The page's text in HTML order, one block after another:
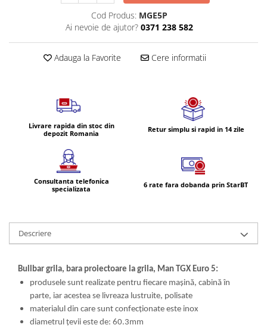
Scania R S G P Next Generation
Scania RPG
Volvo FH 2 Euro 4
Volvo FH 3 Euro 5
Volvo FH 4 Euro 6
Volvo Model FM
Lumini, Becuri, Proiectoare
Accesorii iluminare LED camioane
Becuri auto
Becuri Halogen Auto
Becuri Xenon Auto
Seturi de Becuri Auto
Faruri Camioane, Utilaje &
Tractoare
Cod Produs: MGE5P
Ai nevoie de ajutor? 0371 238 582
Adauga la Favorite Cere informatii
Livrare rapida din stoc din
depozit Romania
Retur simplu si rapid in 14 zile
Consultanta telefonica
specializata
6 rate fara dobanda prin StarBT
Descriere
Bullbar grila, bara proiectoare la grila, Man TGX Euro 5:
produsele sunt realizate pentru fiecare mașină, cabină în
parte, iar acestea se livreaza lustruite, polisate
materialul din care sunt confecționate este inox
diametrul țevii este de: 60.3mm